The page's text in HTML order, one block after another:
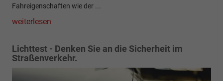
Fahreigenschaften wie der ...
weiterlesen
Lichttest - Denken Sie an die Sicherheit im
Straßenverkehr.